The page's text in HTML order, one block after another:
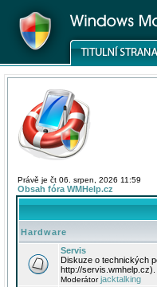
Právě je čt 06. srpen, 2026 11:59
Obsah fóra WMHelp.cz
Hardware
Servis
Diskuze o technických
http://servis.wmhelp.cz).
Moderátorjacktalking